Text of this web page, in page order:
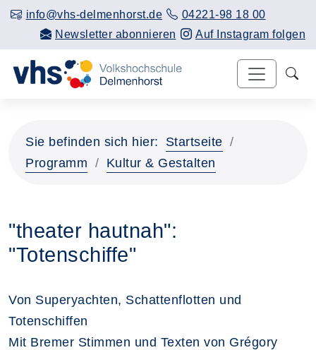
info@vhs-delmenhorst.de
04221-98 18 00
Newsletter abonnieren
Auf Instagram folgen
Sie befinden sich hier:
Startseite
Programm
Kultur & Gestalten
"theater hautnah":
"Totenschiffe"
Von Superyachten, Schattenflotten und
Totenschiffen
Mit Bremer Stimmen und Texten von Grégory